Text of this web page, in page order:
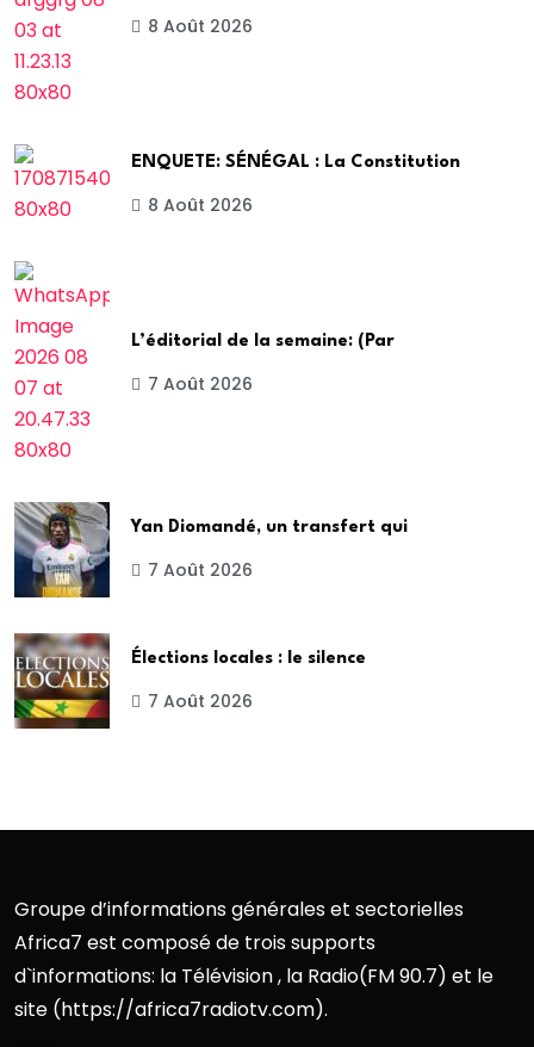
8 Août 2026
ENQUETE: SÉNÉGAL : La Constitution
8 Août 2026
L’éditorial de la semaine: (Par
7 Août 2026
Yan Diomandé, un transfert qui
7 Août 2026
Élections locales : le silence
7 Août 2026
Groupe d’informations générales et sectorielles
Africa7 est composé de trois supports
d`informations: la Télévision , la Radio(FM 90.7) et le
site (https://africa7radiotv.com).